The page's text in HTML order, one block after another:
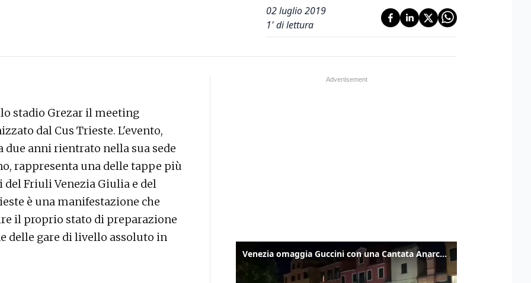
02 luglio 2019
1' di lettura
stadio Grezar il meeting
dal Cus Trieste. L'evento,
due anni rientrato nella sua sede
rappresenta una delle tappe più
Friuli Venezia Giulia e del
è una manifestazione che
il proprio stato di preparazione
delle gare di livello assoluto in
Venezia omaggia Guccini con una Cantata Anarchica in campo Santa Margherita